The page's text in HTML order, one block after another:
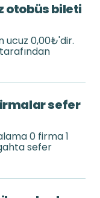
otobüs bileti
ucuz 0,00₺'dir.
sefer
0 firma 1
sefer